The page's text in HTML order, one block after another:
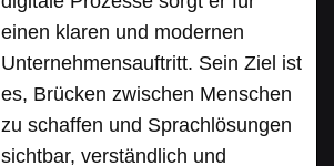
einen klaren und modernen
Unternehmensauftritt. Sein Ziel ist
es, Brücken zwischen Menschen
zu schaffen und Sprachlösungen
sichtbar, verständlich und